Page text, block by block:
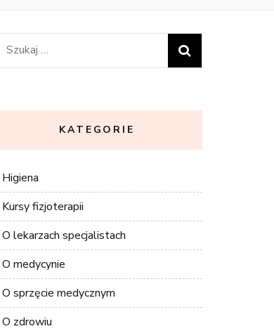
Szukaj:
KATEGORIE
Higiena
Kursy fizjoterapii
O lekarzach specjalistach
O medycynie
O sprzęcie medycznym
O zdrowiu